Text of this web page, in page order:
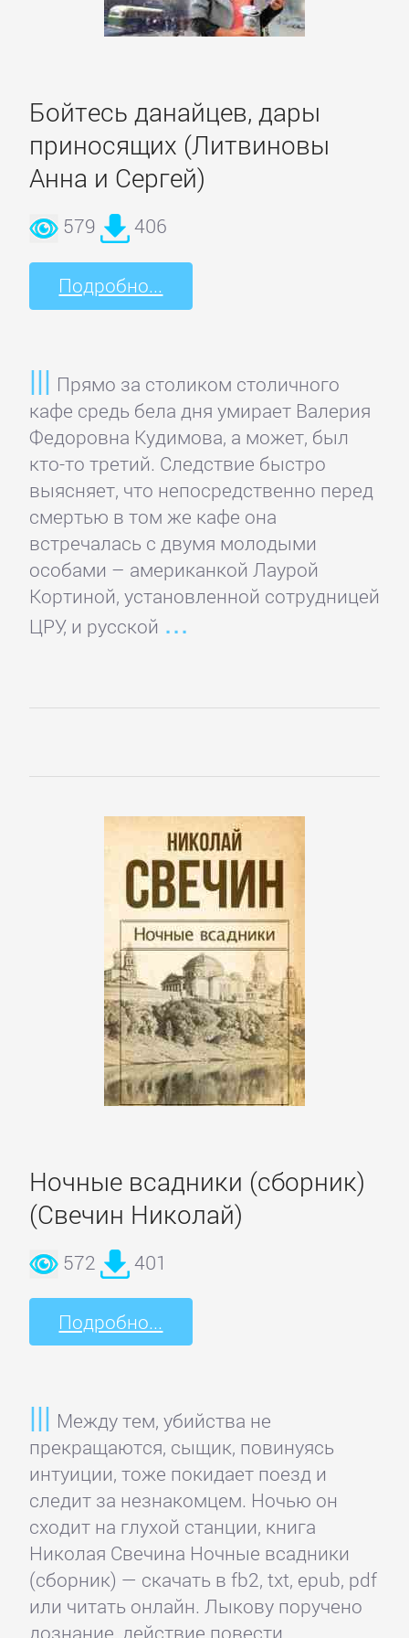
Бойтесь данайцев, дары
приносящих (Литвиновы
Анна и Сергей)
579 406
Подробно...
Прямо за столиком столичного
кафе средь бела дня умирает Валерия
Федоровна Кудимова, а может, был
кто-то третий. Следствие быстро
выясняет, что непосредственно перед
смертью в том же кафе она
встречалась с двумя молодыми
особами – американкой Лаурой
Кортиной, установленной сотрудницей
ЦРУ, и русской
Ночные всадники (сборник)
(Свечин Николай)
572 401
Подробно...
Между тем, убийства не
прекращаются, сыщик, повинуясь
интуиции, тоже покидает поезд и
следит за незнакомцем. Ночью он
сходит на глухой станции, книга
Николая Свечина Ночные всадники
(сборник) — скачать в fb2, txt, epub, pdf
или читать онлайн. Лыкову поручено
дознание, действие повести
Компьютерное
Железо
Компьютеры:
прочее
Программирование
Программы
ЛЮБОВНЫЕ
РОМАНЫ
Зарубежные
Любовно-
фантастические
Остросюжетные
любовные
Современные
любовные
романы
Эротическая
литература
Биология
Иностранные
языки
История